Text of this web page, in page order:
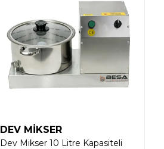
DEV MİKSER
Dev Mikser 10 Litre Kapasiteli